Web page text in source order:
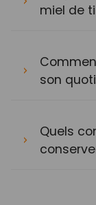
miel de
son
Quels